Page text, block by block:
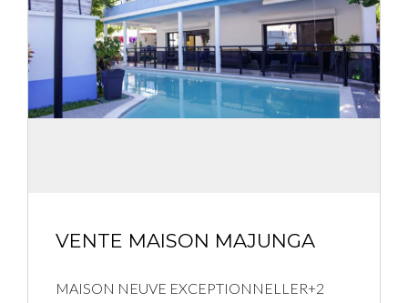
VENTE MAISON MAJUNGA
MAISON NEUVE EXCEPTIONNELLER+2